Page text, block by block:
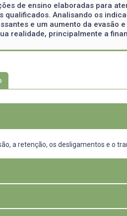
de ensino elaboradas para
qualificados. Analisando os
e um aumento da
realidade, principalmente a
a retenção, os desligamentos e o
social importante, tanto no que